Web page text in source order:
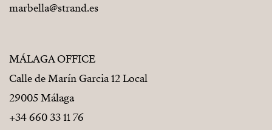
marbella@strand.es
MÁLAGA OFFICE
Calle de Marín Garcia 12 Local
29005 Málaga
+34 660 33 11 76